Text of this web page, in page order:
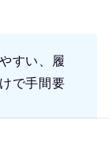
すい、履
で手間要
靴の脱ぎ